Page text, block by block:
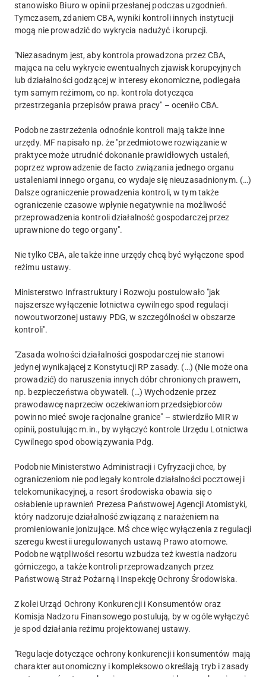
stanowisko Biuro w opinii przesłanej podczas uzgodnień.
Tymczasem, zdaniem CBA, wyniki kontroli innych instytucji
mogą nie prowadzić do wykrycia nadużyć i korupcji.
"Niezasadnym jest, aby kontrola prowadzona przez CBA,
mająca na celu wykrycie ewentualnych zjawisk korupcyjnych
lub działalności godzącej w interesy ekonomiczne, podlegała
tym samym reżimom, co np. kontrola dotycząca
przestrzegania przepisów prawa pracy" – oceniło CBA.
Podobne zastrzeżenia odnośnie kontroli mają także inne
urzędy. MF napisało np. że "przedmiotowe rozwiązanie w
praktyce może utrudnić dokonanie prawidłowych ustaleń,
poprzez wprowadzenie de facto związania jednego organu
ustaleniami innego organu, co wydaje się nieuzasadnionym. (…)
Dalsze ograniczenie prowadzenia kontroli, w tym także
ograniczenie czasowe wpłynie negatywnie na możliwość
przeprowadzenia kontroli działalność gospodarczej przez
uprawnione do tego organy".
Nie tylko CBA, ale także inne urzędy chcą być wyłączone spod
reżimu ustawy.
Ministerstwo Infrastruktury i Rozwoju postulowało "jak
najszersze wyłączenie lotnictwa cywilnego spod regulacji
nowoutworzonej ustawy PDG, w szczególności w obszarze
kontroli".
"Zasada wolności działalności gospodarczej nie stanowi
jedynej wynikającej z Konstytucji RP zasady. (…) (Nie może ona
prowadzić) do naruszenia innych dóbr chronionych prawem,
np. bezpieczeństwa obywateli. (…) Wychodzenie przez
prawodawcę naprzeciw oczekiwaniom przedsiębiorców
powinno mieć swoje racjonalne granice" – stwierdziło MIR w
opinii, postulując m.in., by wyłączyć kontrole Urzędu Lotnictwa
Cywilnego spod obowiązywania Pdg.
Podobnie Ministerstwo Administracji i Cyfryzacji chce, by
ograniczeniom nie podlegały kontrole działalności pocztowej i
telekomunikacyjnej, a resort środowiska obawia się o
osłabienie uprawnień Prezesa Państwowej Agencji Atomistyki,
który nadzoruje działalność związaną z narażeniem na
promieniowanie jonizujące. MŚ chce więc wyłączenia z regulacji
szeregu kwestii uregulowanych ustawą Prawo atomowe.
Podobne wątpliwości resortu wzbudza też kwestia nadzoru
górniczego, a także kontroli przeprowadzanych przez
Państwową Straż Pożarną i Inspekcję Ochrony Środowiska.
Z kolei Urząd Ochrony Konkurencji i Konsumentów oraz
Komisja Nadzoru Finansowego postulują, by w ogóle wyłączyć
je spod działania reżimu projektowanej ustawy.
"Regulacje dotyczące ochrony konkurencji i konsumentów mają
charakter autonomiczny i kompleksowo określają tryb i zasady